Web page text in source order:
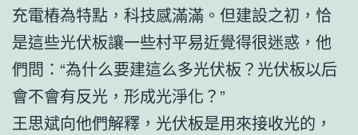
充電樁為特點，科技感滿滿。但建設之初，恰
是這些光伏板讓一些村平易近覺得很迷惑，他
們問：“為什么要建這么多光伏板？光伏板以后
會不會有反光，形成光淨化？”
王思斌向他們解釋，光伏板是用來接收光的，